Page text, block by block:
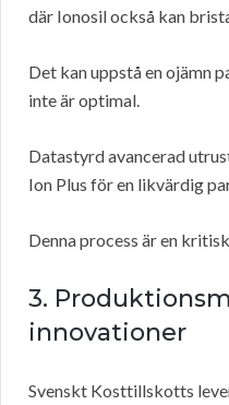
där Ionosil också kan
Det kan uppstå en ojämn
inte är optimal.
Datastyrd avancerad
Ion Plus för en likvärdig
Denna process är en
3.
innovationer
Svenskt Kosttillskotts